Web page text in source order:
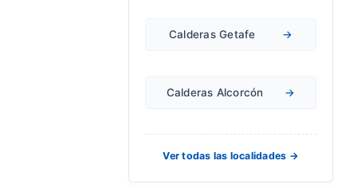
Calderas Getafe →
Calderas Alcorcón →
Ver todas las localidades →